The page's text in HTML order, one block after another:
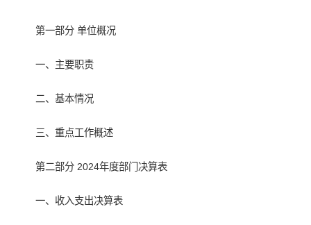
第一部分 单位概况
一、主要职责
二、基本情况
三、重点工作概述
第二部分 2024年度部门决算表
一、收入支出决算表